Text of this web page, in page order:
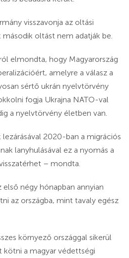
visszavonja az oltási
oltást nem adatják be.
elmondta, hogy Magyarország
amelyre a válasz a
sértő ukrán nyelvtörvény
fogja Ukrajna NATO-val
a nyelvtörvény életben van.
2020-ban a migrációs
lanyhulásával ez a nyomás a
– mondta.
négy hónapban annyian
az országba, mint tavaly egész
környező országgal sikerül
a magyar védettségi